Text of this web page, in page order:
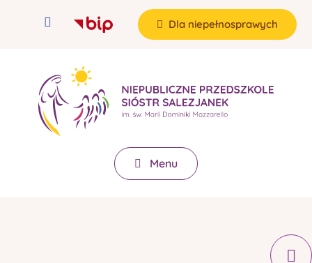
Dla niepełnosprawych
Menu